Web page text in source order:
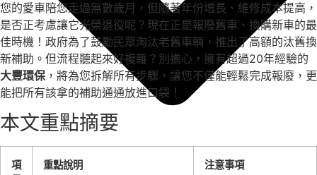
您的愛車陪您走過無數歲月，但隨著年份增長、維修成本提高，
是否正考慮讓它光榮退役呢？現在正是報廢舊車、換購新車的最
佳時機！政府為了鼓勵民眾淘汰老舊車輛，推出了高額的汰舊換
新補助。但流程聽起來好複雜？別擔心，擁有超過20年經驗的
大豐環保 ，將為您拆解所有步驟，讓您不僅能輕鬆完成報廢，更
能把所有該拿的補助通通放進口袋！
本文重點摘要
項
重點說明 注意事項